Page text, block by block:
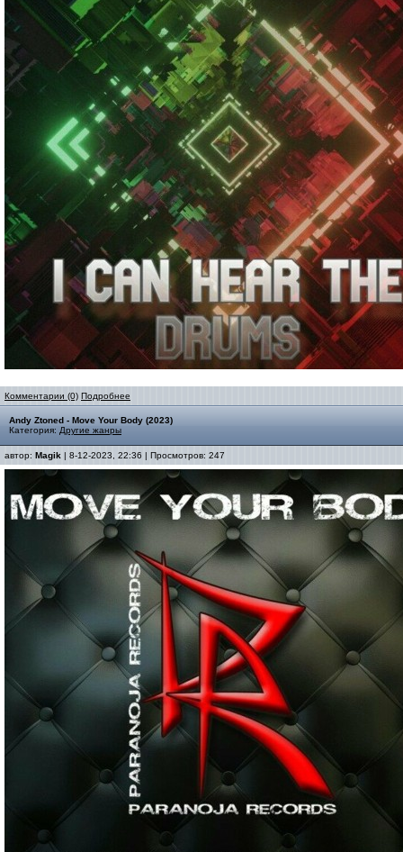
Комментарии (0) Подробнее
Andy Ztoned - Move Your Body (2023)
Категория: Другие жанры
автор: Magik | 8-12-2023, 22:36 | Просмотров: 247